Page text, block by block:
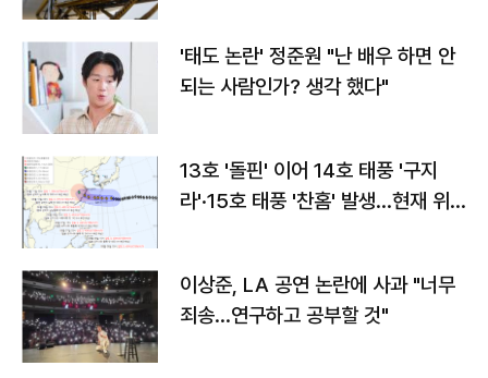
'태도 논란' 정준원 "난 배우 하면 안
되는 사람인가? 생각 했다"
13호 '돌핀' 이어 14호 태풍 '구지
라'·15호 태풍 '찬홈' 발생…현재 위
이상준, LA 공연 논란에 사과 "너무
죄송…연구하고 공부할 것"